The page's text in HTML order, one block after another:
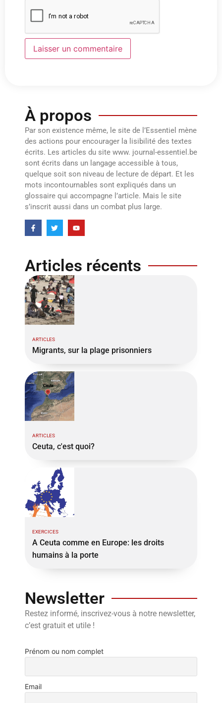
À propos
Par son existence même, le site de l’Essentiel mène
des actions pour encourager la lisibilité des textes
écrits. Les articles du site www. journal-essentiel.be
sont écrits dans un langage accessible à tous,
quelque soit son niveau de lecture de départ. Et les
mots incontournables sont expliqués dans un
glossaire qui accompagne l’article. Mais le site
s’inscrit aussi dans un combat plus large.
Articles récents
ARTICLES
Migrants, sur la plage prisonniers
ARTICLES
Ceuta, c'est quoi?
EXERCICES
A Ceuta comme en Europe: les droits
humains à la porte
Newsletter
Restez informé, inscrivez-vous à notre newsletter,
c’est gratuit et utile !
Prénom ou nom complet
Email